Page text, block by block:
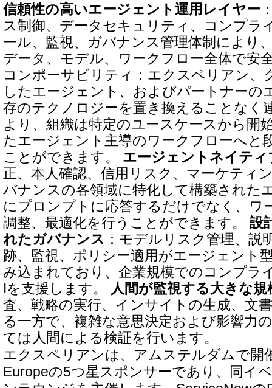
信頼性の高いエージェント運用レイヤー
ス制御、データセキュリティ、コンプラ
ール、監視、ガバナンス管理体制により
データ、モデル、ワークフロー全体で安
コンポーサビリティ：エクスペリアン、
したエージェント、およびパートナーの
存のテクノロジーを置き換えることなく
より、組織は特定のユースケースから開
たエージェント主導のワークフローへと
ことができます。 エージェントネイティ
正、本人確認、信用リスク、マーケティ
バナンスの各領域に特化して構築された
にプロンプトに応答するだけでなく、ワ
調整、最適化を行うことができます。 設
れたガバナンス ：モデルリスク管理、説
跡、監視、ポリシー適用がエージェント
み込まれており、企業規模でのコンプラ
Iを支援します。
人間が監視する大きな
査、戦略の実行、インサイトの生成、文
る一方で、複雑な意思決定および影響力
ては人間による検証を行います。
エクスペリアンは、アムステルダムで開
Europeの5つ星スポンサーであり、同イ